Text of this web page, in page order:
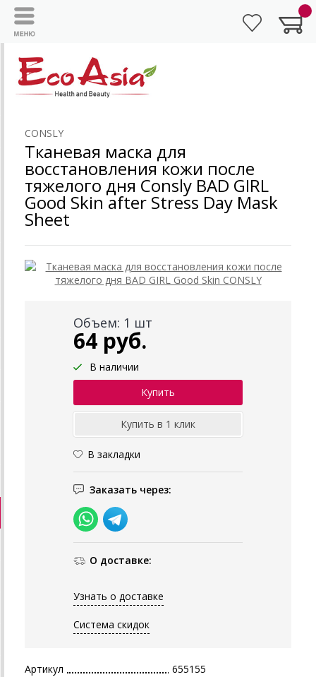
CONSLY
Тканевая маска для
восстановления кожи после
тяжелого дня Consly BAD GIRL
Good Skin after Stress Day Mask
Sheet
Объем: 1 шт
64 руб.
В наличии
В закладки
Заказать через:
О доставке:
Узнать о доставке
Система скидок
Артикул 655155